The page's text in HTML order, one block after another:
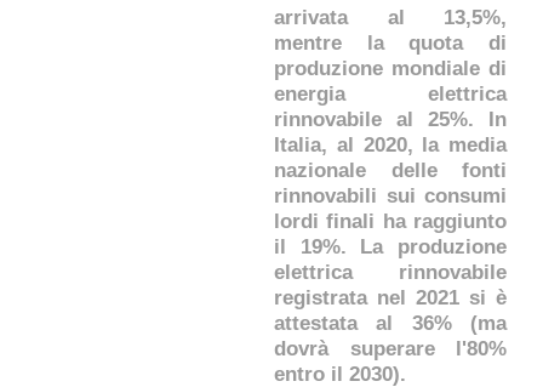
arrivata al 13,5%,
mentre la quota di
produzione mondiale di
energia elettrica
rinnovabile al 25%. In
Italia, al 2020, la media
nazionale delle fonti
rinnovabili sui consumi
lordi finali ha raggiunto
il 19%. La produzione
elettrica rinnovabile
registrata nel 2021 si è
attestata al 36% (ma
dovrà superare l'80%
entro il 2030).